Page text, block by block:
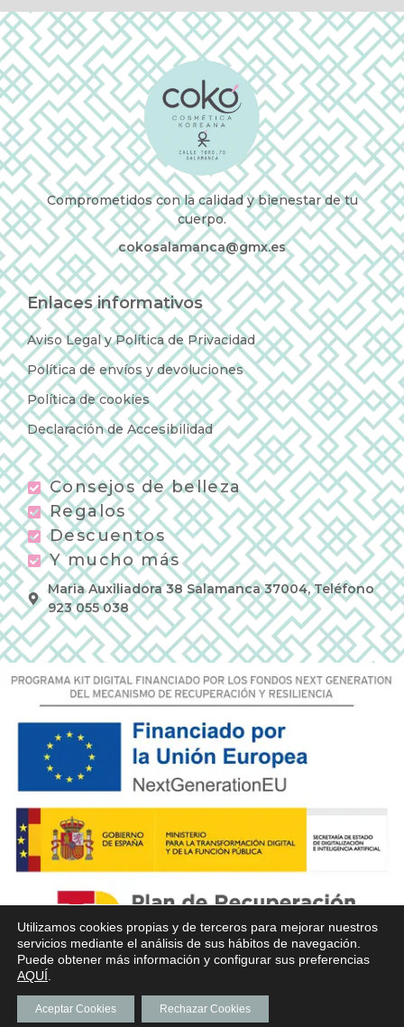
Comprometidos con la calidad y bienestar de tu
cuerpo.
cokosalamanca@gmx.es
Enlaces informativos
Aviso Legal y Política de Privacidad
Política de envíos y devoluciones
Política de cookies
Declaración de Accesibilidad
Consejos de belleza
Regalos
Descuentos
Y mucho más
Maria Auxiliadora 38 Salamanca 37004, Teléfono
923 055 038
Utilizamos cookies propias y de terceros para mejorar nuestros
servicios mediante el análisis de sus hábitos de navegación.
Puede obtener más información y configurar sus preferencias
AQUÍ
Aceptar Cookies Rechazar Cookies